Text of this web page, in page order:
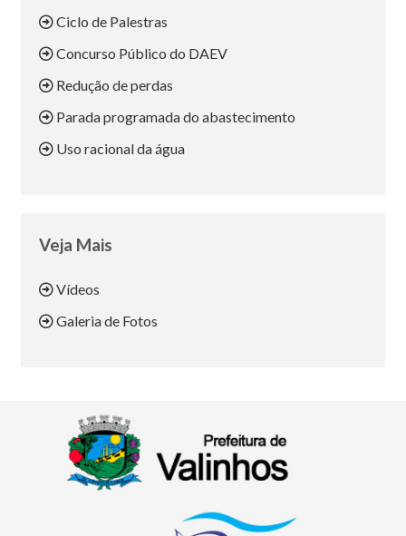
Ciclo de Palestras
Concurso Público do DAEV
Redução de perdas
Parada programada do abastecimento
Uso racional da água
Veja Mais
Vídeos
Galeria de Fotos